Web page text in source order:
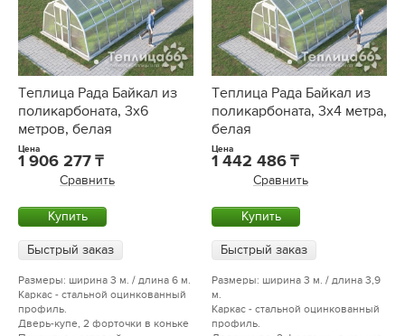
Теплица Рада Байкал из
поликарбоната, 3x6
метров, белая
Цена
1 906 277
Сравнить
Купить
Быстрый заказ
Размеры: ширина 3 м. / длина 6 м.
Каркас - стальной оцинкованный
профиль.
Дверь-купе, 2 форточки в коньке
Теплица Рада Байкал из
поликарбоната, 3x4 метра,
белая
Цена
1 442 486
Сравнить
Купить
Быстрый заказ
Размеры: ширина 3 м. / длина 3,9
м.
Каркас - стальной оцинкованный
профиль.